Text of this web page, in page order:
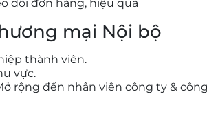
dõi đơn hàng, hiệu quả
mại Nội bộ
thành viên.
vực.
rộng đến nhân viên công ty &